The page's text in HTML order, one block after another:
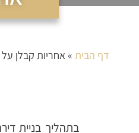
דף הבית » אחריות קבלן
בתהליך בניית